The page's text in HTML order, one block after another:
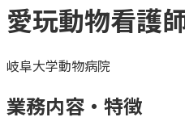
愛玩動物看護
岐阜大学動物病院
業務内容・特徴